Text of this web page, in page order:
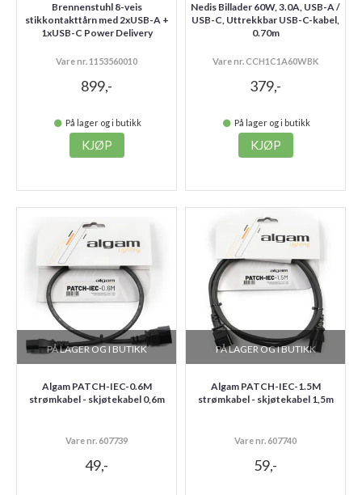
Brennenstuhl 8-veis
stikkontakttårn med 2xUSB-A +
1xUSB-C Power Delivery
Vare nr. 1153560010
899,-
På lager og i butikk
KJØP
Nedis Billader 60W, 3.0A, USB-A /
USB-C, Uttrekkbar USB-C-kabel,
0.70m
Vare nr. CCH1C1A60WBK
379,-
På lager og i butikk
KJØP
PÅ LAGER OG I BUTIKK
Algam PATCH-IEC-0.6M
strømkabel - skjøtekabel 0,6m
Vare nr. 607739
49,-
PÅ LAGER OG I BUTIKK
Algam PATCH-IEC-1.5M
strømkabel - skjøtekabel 1,5m
Vare nr. 607740
59,-